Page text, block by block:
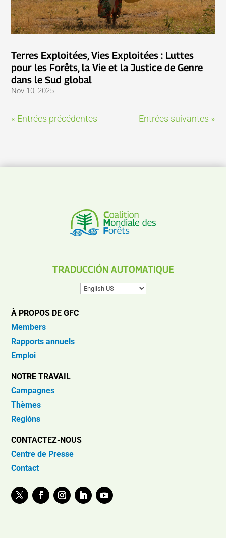
Terres Exploitées, Vies Exploitées : Luttes
pour les Forêts, la Vie et la Justice de Genre
dans le Sud global
Nov 10, 2025
« Entrées précédentes Entrées suivantes »
TRADUCCIÓN AUTOMATIQUE
À PROPOS DE GFC
Members
Rapports annuels
Emploi
NOTRE TRAVAIL
Campagnes
Thèmes
Regións
CONTACTEZ-NOUS
Centre de Presse
Contact